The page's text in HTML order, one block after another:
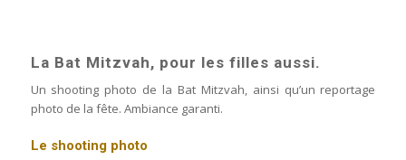
La Bat Mitzvah, pour les filles aussi.
Un shooting photo de la Bat Mitzvah, ainsi qu’un reportage
photo de la fête. Ambiance garanti.
Le shooting photo